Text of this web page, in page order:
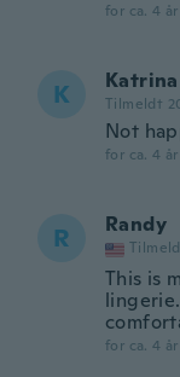
for ca. 4
K Katrina
Tilmeldt
Not
for ca. 4
R Randy
This is
for ca. 4